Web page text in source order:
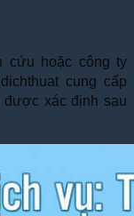
cứu hoặc công ty
cung cấp
được xác định sau